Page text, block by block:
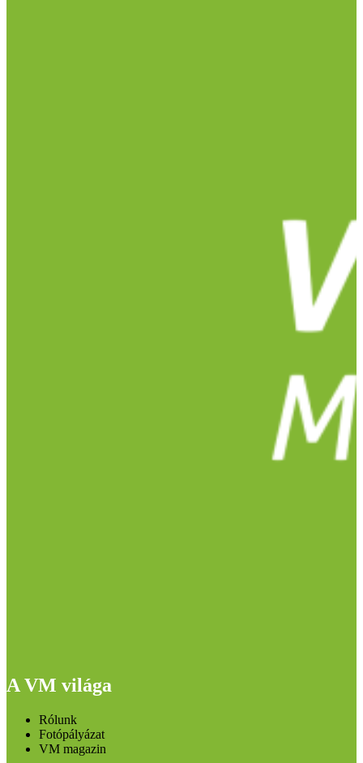
A VM világa
Rólunk
Fotópályázat
VM magazin